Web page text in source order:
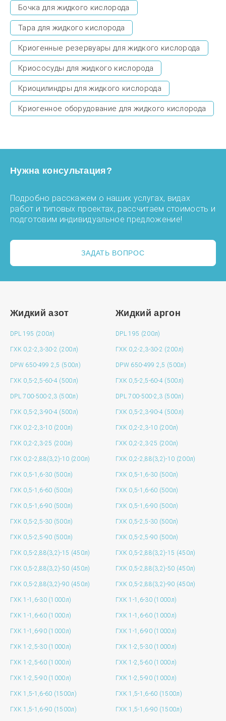
Бочка для жидкого кислорода
Тара для жидкого кислорода
Криогенные резервуары для жидкого кислорода
Криососуды для жидкого кислорода
Криоцилиндры для жидкого кислорода
Криогенное оборудование для жидкого кислорода
Нужна консультация?
Подробно расскажем о наших услугах, видах
работ и типовых проектах, рассчитаем стоимость и
подготовим индивидуальное предложение!
ЗАДАТЬ ВОПРОС
Жидкий азот
DPL 195 (200л)
ГХК 0,2-2,3-30-2 (200л)
DPW 650-499 2,5 (500л)
ГХК 0,5-2,5-60-4 (500л)
DPL 700-500-2,3 (500л)
ГХК 0,5-2,3-90-4 (500л)
ГХК 0,2-2,3-10 (200л)
ГХК 0,2-2,3-25 (200л)
ГХК 0,2-2,88(3,2)-10 (200л)
ГХК 0,5-1,6-30 (500л)
ГХК 0,5-1,6-60 (500л)
ГХК 0,5-1,6-90 (500л)
ГХК 0,5-2,5-30 (500л)
ГХК 0,5-2,5-90 (500л)
ГХК 0,5-2,88(3,2)-15 (450л)
ГХК 0,5-2,88(3,2)-50 (450л)
ГХК 0,5-2,88(3,2)-90 (450л)
ГХК 1-1,6-30 (1000л)
ГХК 1-1,6-60 (1000л)
ГХК 1-1,6-90 (1000л)
ГХК 1-2,5-30 (1000л)
ГХК 1-2,5-60 (1000л)
ГХК 1-2,5-90 (1000л)
ГХК 1,5-1,6-60 (1500л)
ГХК 1,5-1,6-90 (1500л)
Жидкий аргон
DPL 195 (200л)
ГХК 0,2-2,3-30-2 (200л)
DPW 650-499 2,5 (500л)
ГХК 0,5-2,5-60-4 (500л)
DPL 700-500-2,3 (500л)
ГХК 0,5-2,3-90-4 (500л)
ГХК 0,2-2,3-10 (200л)
ГХК 0,2-2,3-25 (200л)
ГХК 0,2-2,88(3,2)-10 (200л)
ГХК 0,5-1,6-30 (500л)
ГХК 0,5-1,6-60 (500л)
ГХК 0,5-1,6-90 (500л)
ГХК 0,5-2,5-30 (500л)
ГХК 0,5-2,5-90 (500л)
ГХК 0,5-2,88(3,2)-15 (450л)
ГХК 0,5-2,88(3,2)-50 (450л)
ГХК 0,5-2,88(3,2)-90 (450л)
ГХК 1-1,6-30 (1000л)
ГХК 1-1,6-60 (1000л)
ГХК 1-1,6-90 (1000л)
ГХК 1-2,5-30 (1000л)
ГХК 1-2,5-60 (1000л)
ГХК 1-2,5-90 (1000л)
ГХК 1,5-1,6-60 (1500л)
ГХК 1,5-1,6-90 (1500л)